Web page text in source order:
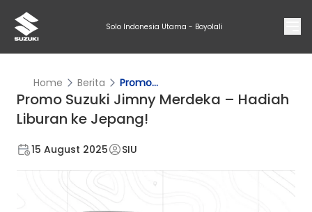
Solo Indonesia Utama - Boyolali
Home Berita Promo...
Promo Suzuki Jimny Merdeka – Hadiah
Liburan ke Jepang!
15 August 2025 SIU